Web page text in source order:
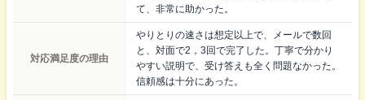
て、非常に助かった。
対応満足度の理由
やりとりの速さは想定以上で、メールで数回
と、対面で2，3回で完了した。丁寧で分かり
やすい説明で、受け答えも全く問題なかった。
信頼感は十分にあった。